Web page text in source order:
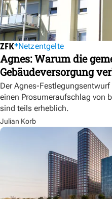
Netzentgelte
Agnes: Warum die
Gebäudeversorgung
Der Agnes-
einen Prosumeraufschlag von
sind teils erheblich.
Julian Korb